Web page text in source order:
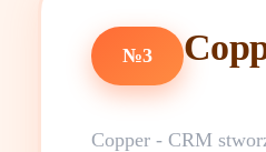
№3
Copper - CRM